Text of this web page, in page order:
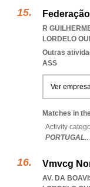
R
LORDELO
Outras
ASS
Ver
Matches in
Activity
PORTUGAL...
Vmvcg
AV. DA